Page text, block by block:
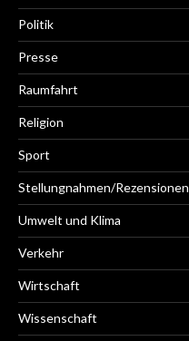
Politik
Presse
Raumfahrt
Religion
Sport
Stellungnahmen/Rezensionen
Umwelt und Klima
Verkehr
Wirtschaft
Wissenschaft